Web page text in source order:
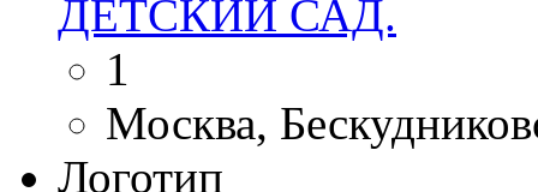
ДЕТСКИЙ САД.
1
Москва,
Логотип